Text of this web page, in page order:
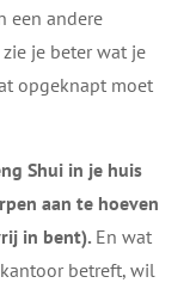
een andere
je beter wat je
opgeknapt moet
Shui in je huis
aan te hoeven
in bent). En wat
betreft, wil